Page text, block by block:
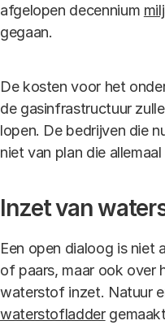
afgelopen decennium
gegaan.
De kosten voor het
de gasinfrastructuur
lopen. De bedrijven die
niet van plan die
Inzet van
Een open dialoog is niet
of paars, maar ook over
waterstof inzet. Natuur
waterstofladder